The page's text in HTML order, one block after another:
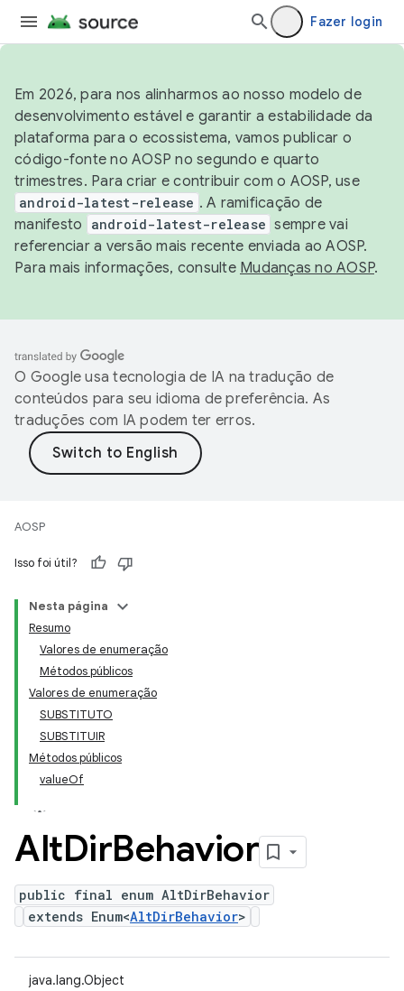
Fazer login
Em 2026, para nos alinharmos ao nosso modelo de
desenvolvimento estável e garantir a estabilidade da
plataforma para o ecossistema, vamos publicar o
código-fonte no AOSP no segundo e quarto
trimestres. Para criar e contribuir com o AOSP, use
android-latest-release . A ramificação de
manifesto
android-latest-release sempre vai
referenciar a versão mais recente enviada ao AOSP.
Para mais informações, consulte Mudanças no AOSP.
O Google usa tecnologia de IA na tradução de
conteúdos para seu idioma de preferência. As
traduções com IA podem ter erros.
AOSP
Isso foi útil?
Nesta página
Resumo
Valores de enumeração
Métodos públicos
Valores de enumeração
SUBSTITUTO
SUBSTITUIR
Métodos públicos
valueOf
AltDirBehavior
public final enum AltDirBehavior
extends Enum<AltDirBehavior>
java.lang.Object